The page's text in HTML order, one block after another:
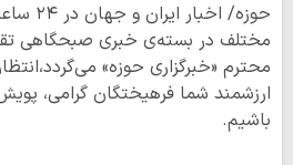
حوزه/
مختلف در بسته‌ی خبری صبحگاهی
محترم «خبرگزاری حوزه»
ارزشمند شما فرهیختگان گرامی،
باشیم.